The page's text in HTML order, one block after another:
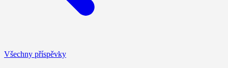
Všechny příspěvky